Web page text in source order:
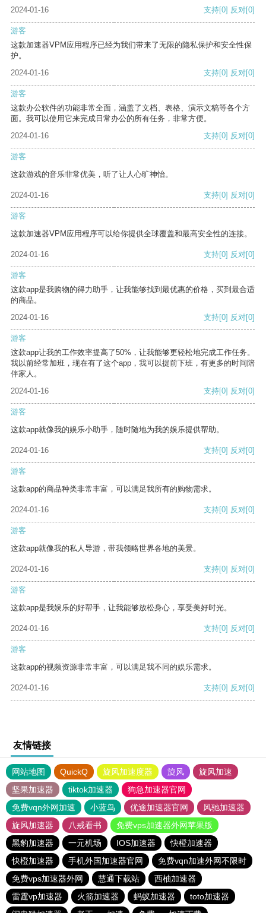
2024-01-16 支持[0] 反对[0]
游客
这款加速器VPM应用程序已经为我们带来了无限的隐私保护和安全性保
护。
2024-01-16
支持[0] 反对[0]
游客
这款办公软件的功能非常全面，涵盖了文档、表格、演示文稿等各个方
面。我可以使用它来完成日常办公的所有任务，非常方便。
2024-01-16
支持[0] 反对[0]
游客
这款游戏的音乐非常优美，听了让人心旷神怡。
2024-01-16 支持[0] 反对[0]
游客
这款加速器VPM应用程序可以给你提供全球覆盖和最高安全性的连接。
2024-01-16 支持[0] 反对[0]
游客
这款app是我购物的得力助手，让我能够找到最优惠的价格，买到最合适
的商品。
2024-01-16
支持[0] 反对[0]
游客
这款app让我的工作效率提高了50%，让我能够更轻松地完成工作任务。
我以前经常加班，现在有了这个app，我可以提前下班，有更多的时间陪
伴家人。
2024-01-16
支持[0] 反对[0]
游客
这款app就像我的娱乐小助手，随时随地为我的娱乐提供帮助。
2024-01-16 支持[0] 反对[0]
游客
这款app的商品种类非常丰富，可以满足我所有的购物需求。
2024-01-16 支持[0] 反对[0]
游客
这款app就像我的私人导游，带我领略世界各地的美景。
2024-01-16 支持[0] 反对[0]
游客
这款app是我娱乐的好帮手，让我能够放松身心，享受美好时光。
2024-01-16 支持[0] 反对[0]
游客
这款app的视频资源非常丰富，可以满足我不同的娱乐需求。
2024-01-16 支持[0] 反对[0]
友情链接
网站地图 QuickQ 旋风加速度器 旋风
旋风加速
坚果加速器
tiktok加速器
狗急加速器官网
免费vqn外网加速
小蓝鸟 优途加速器官网
风驰加速器
旋风加速器
八戒看书
免费vps加速器外网苹果版
黑豹加速器
一元机场 IOS加速器
快橙加速器
快橙加速器
手机外国加速器官网
免费vqn加速外网不限时
免费vps加速器外网
慧通下载站
西柚加速器
雷霆vp加速器
火箭加速器 蚂蚁加速器
toto加速器